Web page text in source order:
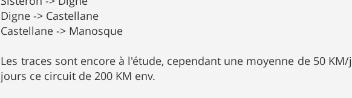
Digne -> Castellane
Castellane -> Manosque
Les traces sont encore à l'étude, cependant une moyenne de 50
jours ce circuit de 200 KM env.